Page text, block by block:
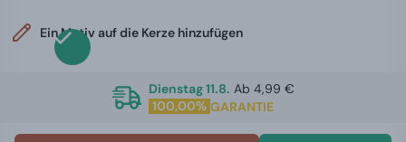
Ein Motiv auf die Kerze hinzufügen
Dienstag 11.8. Ab 4,99 €
100,00% GARANTIE